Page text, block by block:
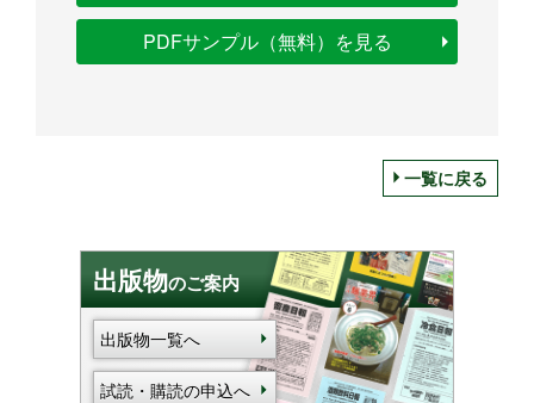
PDFサンプル（無料）を見る
一覧に戻る
出版物のご案内
出版物一覧へ
試読・購読の申込へ